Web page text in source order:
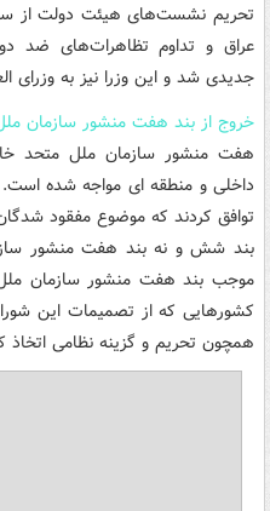
تحریم نشست‌های هیئت دولت از
جدیدی شد و این وزرا نیز به وزرای
خروج از بند هفت منشور سازمان
هفت منشور سازمان ملل متحد
توافق کردند که موضوع مفقود
بند شش و نه بند هفت منشور
موجب بند هفت منشور سازمان ملل
کشورهایی که از تصمیمات این
همچون تحریم و گزینه نظامی اتخاذ